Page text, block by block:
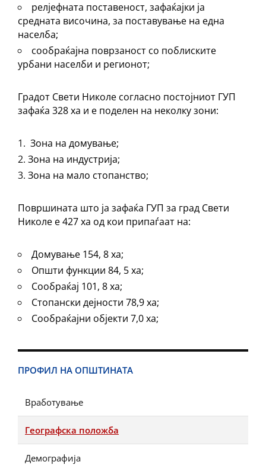
релјефната поставеност, зафаќајки ја
средната височина, за поставување на една
населба;
сообраќајна поврзаност со поблиските
урбани населби и регионот;
Градот Свети Николе согласно постојниот ГУП
зафаќа 328 ха и е поделен на неколку зони:
Зона на домување;
Зона на индустрија;
Зона на мало стопанство;
Површината што ја зафаќа ГУП за град Свети
Николе е 427 ха од кои припаѓаат на:
Домување 154, 8 ха;
Општи функции 84, 5 ха;
Сообраќај 101, 8 ха;
Стопански дејности 78,9 ха;
Сообраќајни објекти 7,0 ха;
ПРОФИЛ НА ОПШТИНАТА
Вработување
Географска положба
Демографија